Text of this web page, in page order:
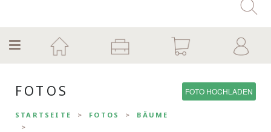
FOTOS FOTO HOCHLADEN
STARTSEITE FOTOS BÄUME